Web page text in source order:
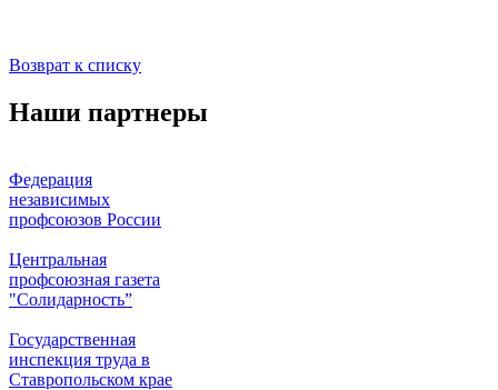
Возврат к списку
Наши партнеры
Федерация
независимых
профсоюзов России
Центральная
профсоюзная газета
"Солидарность”
Государственная
инспекция труда в
Ставропольском крае